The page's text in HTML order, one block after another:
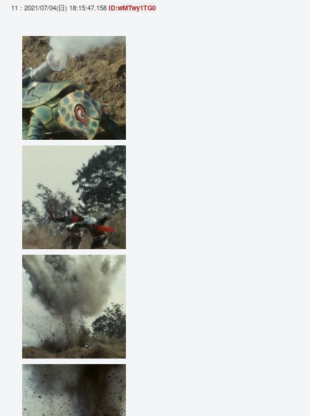
11 : 2021/07/04(日) 18:15:47.158 ID:wMTwy1TG0